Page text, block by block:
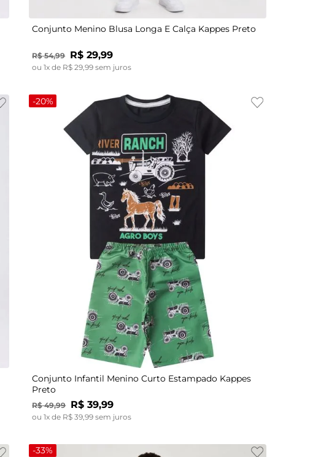
Conjunto Menino Blusa Longa E Calça Kappes Preto
R$ 54,99 R$ 29,99
ou1x de R$ 29,99 sem juros
-20%
10 16
Conjunto Infantil Menino Curto Estampado Kappes
Preto
R$ 49,99 R$ 39,99
ou1x de R$ 39 ,99 sem juros
-33%